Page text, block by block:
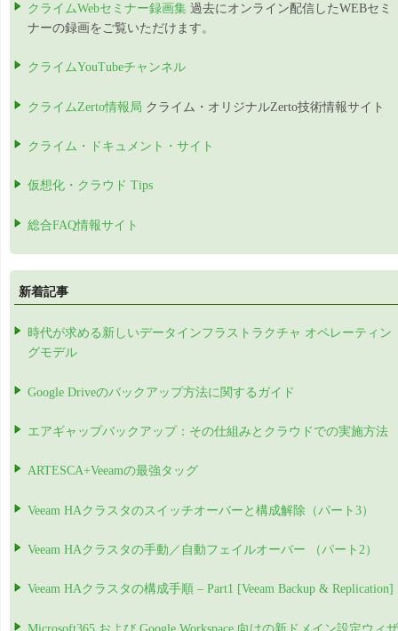
クライムWebセミナー録画集 過去にオンライン配信したWEBセミ
ナーの録画をご覧いただけます。
クライムYouTubeチャンネル
クライムZerto情報局 クライム・オリジナルZerto技術情報サイト
クライム・ドキュメント・サイト
仮想化・クラウド Tips
総合FAQ情報サイト
新着記事
時代が求める新しいデータインフラストラクチャ オペレーティン
グモデル
Google Driveのバックアップ方法に関するガイド
エアギャップバックアップ：その仕組みとクラウドでの実施方法
ARTESCA+Veeamの最強タッグ
Veeam HAクラスタのスイッチオーバーと構成解除（パート3）
Veeam HAクラスタの手動／自動フェイルオーバー （パート2）
Veeam HAクラスタの構成手順 – Part1 [Veeam Backup & Replication]